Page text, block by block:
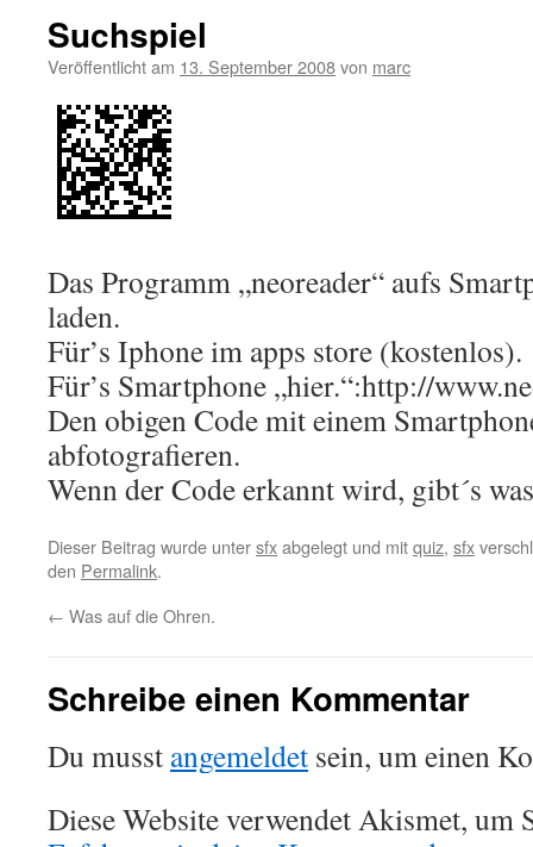
Suchspiel
Veröffentlicht am 13. September 2008von marc
Das Programm „neoreader“ aufs
laden.
Für’s Iphone im apps store (kostenlos).
Für’s Smartphone „hier.“:http://
Den obigen Code mit einem
abfotografieren.
Wenn der Code erkannt wird, gibt´s
Dieser Beitrag wurde untersfxabgelegt und mitquiz, sfx
den Permalink.
← Was auf die Ohren.
Schreibe einen Kommentar
Du musst angemeldet sein, um einen
Diese Website verwendet Akismet, um